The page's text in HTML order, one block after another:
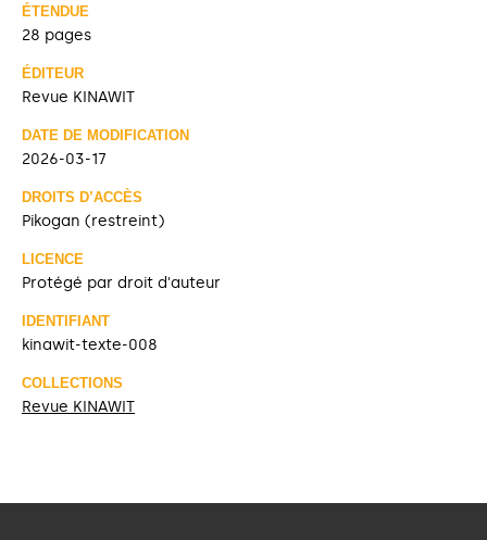
ÉTENDUE
28 pages
ÉDITEUR
Revue KINAWIT
DATE DE MODIFICATION
2026-03-17
DROITS D’ACCÈS
Pikogan (restreint)
LICENCE
Protégé par droit d'auteur
IDENTIFIANT
kinawit-texte-008
COLLECTIONS
Revue KINAWIT